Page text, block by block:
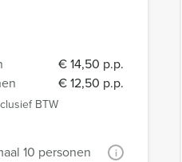
€ 14,50 p.p.
€ 12,50 p.p.
BTW
10 personen i